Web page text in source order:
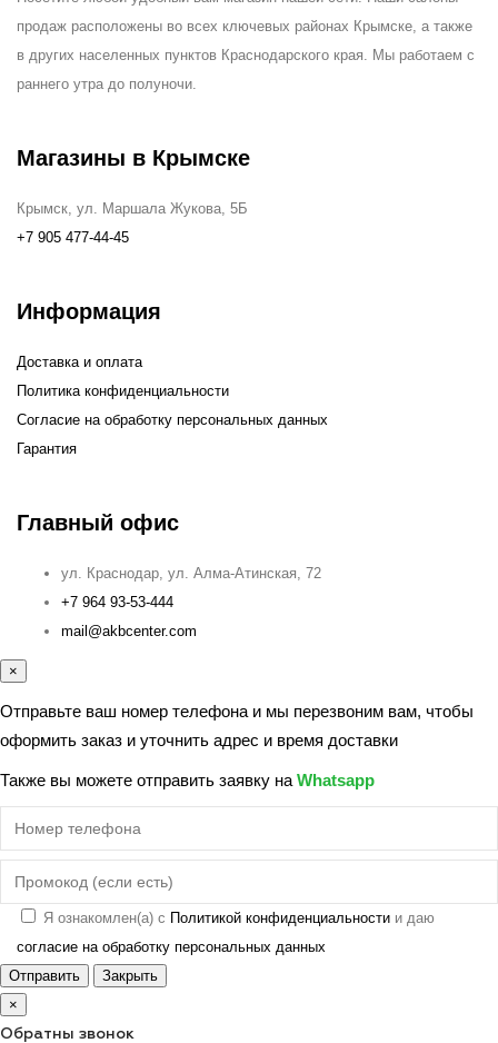
продаж расположены во всех ключевых районах Крымске, а также
в других населенных пунктов Краснодарского края. Мы работаем с
раннего утра до полуночи.
Магазины в Крымске
Крымск, ул. Маршала Жукова, 5Б
+7 905 477-44-45
Информация
Доставка и оплата
Политика конфиденциальности
Согласие на обработку персональных данных
Гарантия
Главный офис
ул. Краснодар, ул. Алма-Атинская, 72
+7 964 93-53-444
mail@akbcenter.com
×
Отправьте ваш номер телефона и мы перезвоним вам, чтобы
оформить заказ и уточнить адрес и время доставки
Также вы можете отправить заявку наWhatsapp
Я ознакомлен(а) с Политикой конфиденциальности и даю
согласие на обработку персональных данных
Отправить
Закрыть
×
Обратны звонок